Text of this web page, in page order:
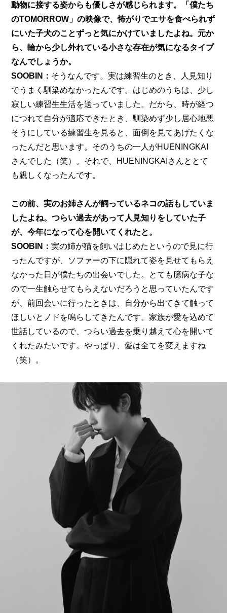
動物に接する姿からも優しさが感じられます。
「僕たち
のTOMORROW」の映像で、怖がりでエサを食べられず
にいた子犬のことずっと気にかけていましたよね。元か
ら、輪から少し外れている小さな存在が気になるタイプ
なんでしょうか。
SOOBIN： そうなんです。実は練習生のとき、人見知り
でうまく馴染めなかったんです。はじめのうちは、少し
寂しい練習生生活を送っていました。だから、時が経つ
につれて自分が適応できたとき、馴染めず少し居心地悪
そうにしている練習生を見ると、面倒を見てあげたくな
ったんだと思います。そのうちの一人がHUENINGKAI
さんでした（笑）。それで、HUENINGKAIさんととて
も親しくなったんです。
この前、実のお姉さんが飼っているネコの話もしていま
したよね。つらい過去があって人見知りをしていた子
が、今年になって心を開いてくれたと。
SOOBIN：実の姉が猫を飼いはじめたというので見に行
ったんですが、ソファーの下に隠れて姿を見せてもらえ
なかった日が僕たちの出会いでした。とても臆病な子な
ので一生触らせてもらえないだろうと思っていたんです
が、前回会いに行ったときは、自分から出てきて触って
ほしいとノドを鳴らしてきたんです。家族が愛を込めて
世話しているので、つらい過去を乗り越えて心を開いて
くれたみたいです。やっぱり、愛は全てを変えますね
（笑）。